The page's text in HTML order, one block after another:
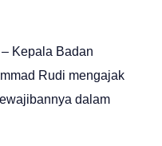
– Kepala Badan
Rudi mengajak
dalam